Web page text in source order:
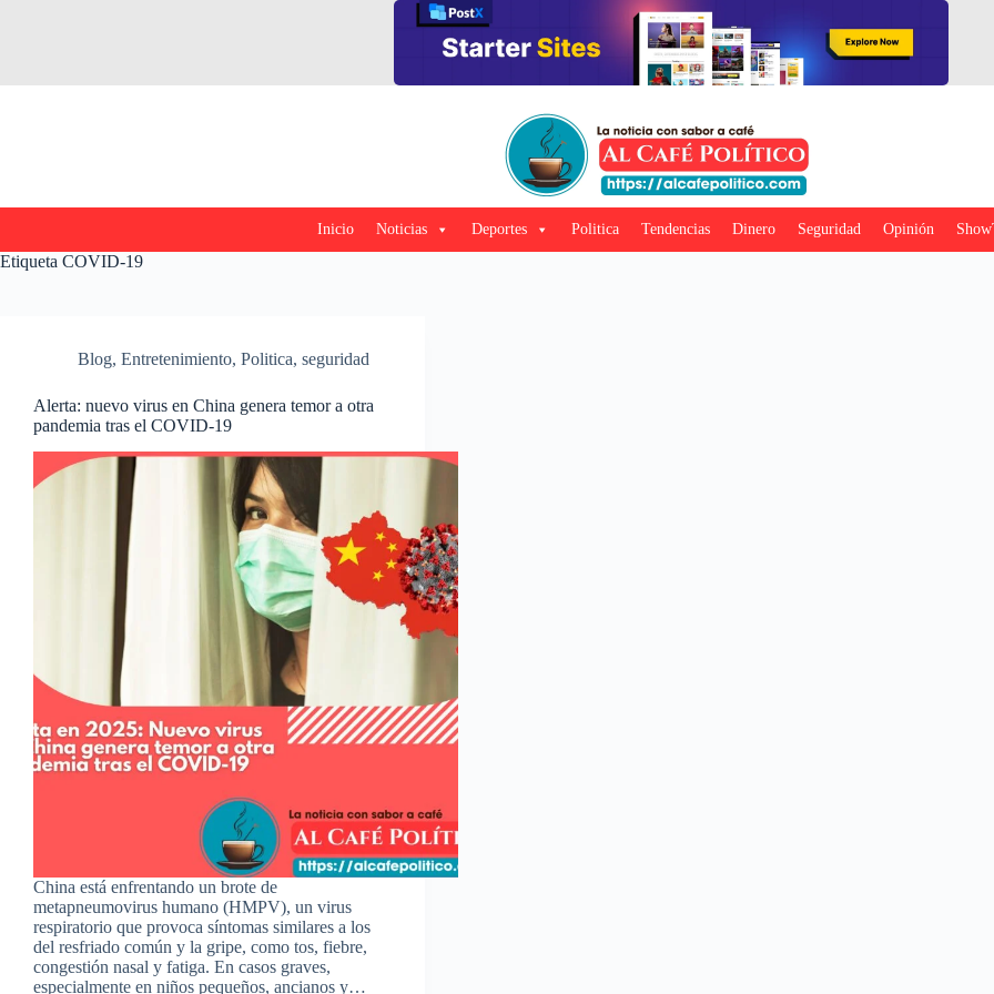
Inicio Noticias Deportes Politica Tendencias Dinero Seguridad Opinión
Etiqueta COVID-19
Blog, Entretenimiento, Politica, seguridad
Alerta: nuevo virus en China genera temor a otra
pandemia tras el COVID-19
China está enfrentando un brote de
metapneumovirus humano (HMPV), un virus
respiratorio que provoca síntomas similares a los
del resfriado común y la gripe, como tos, fiebre,
congestión nasal y fatiga. En casos graves,
especialmente en niños pequeños, ancianos y…